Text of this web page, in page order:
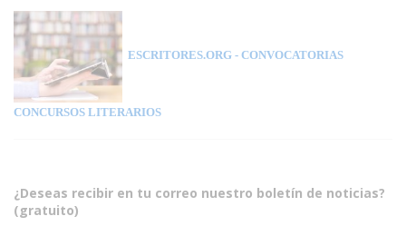
ESCRITORES.ORG - CONVOCATORIAS
CONCURSOS LITERARIOS
¿Deseas recibir en tu correo nuestro boletín de noticias?
(gratuito)